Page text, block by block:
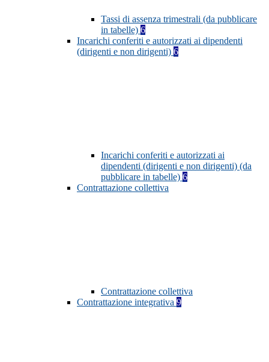
Tassi di assenza trimestrali (da pubblicare
in tabelle) 6
Incarichi conferiti e autorizzati ai dipendenti
(dirigenti e non dirigenti) 6
Incarichi conferiti e autorizzati ai
dipendenti (dirigenti e non dirigenti) (da
pubblicare in tabelle) 6
Contrattazione collettiva
Contrattazione collettiva
Contrattazione integrativa 9